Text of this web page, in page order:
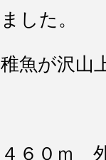
ました。
稚魚が沢山
４６０ｍ